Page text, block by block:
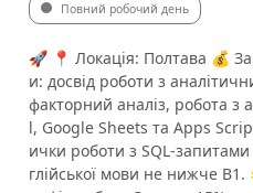
Повний робочий день
🚀 📍 Локація: Полтава 💰
и: досвід роботи з
факторний аналіз, робота з
l, Google Sheets та Apps
ички роботи з SQL-
глійської мови не нижче